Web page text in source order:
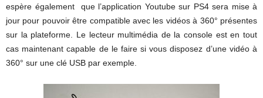
espère également que l’application Youtube sur PS4 sera mise à
jour pour pouvoir être compatible avec les vidéos à 360° présentes
sur la plateforme. Le lecteur multimédia de la console est en tout
cas maintenant capable de le faire si vous disposez d’une vidéo à
360° sur une clé USB par exemple.